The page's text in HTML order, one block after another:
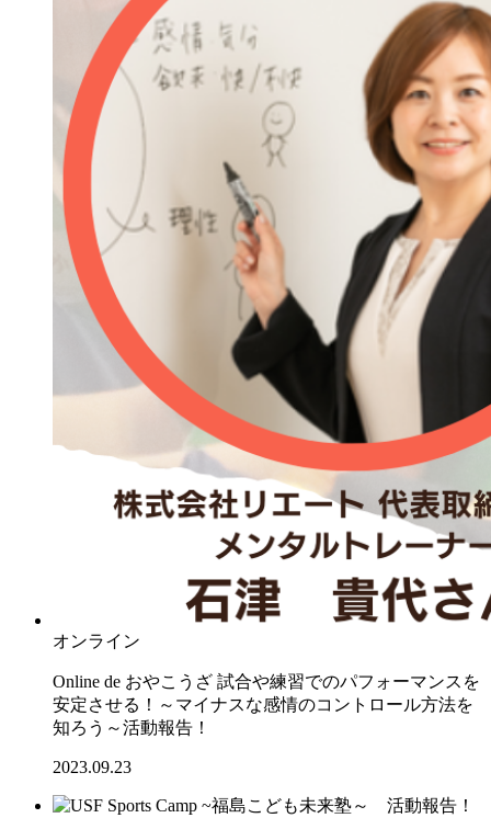
オンライン
Online de おやこうざ 試合や練習でのパフォーマンスを
安定させる！～マイナスな感情のコントロール方法を
知ろう～活動報告！
2023.09.23